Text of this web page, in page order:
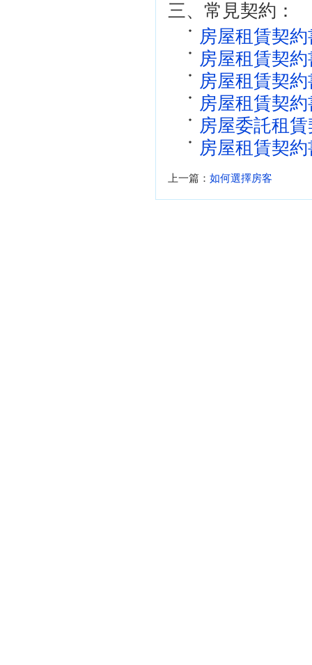
三、常見契約：
房屋租賃契
房屋租賃契
房屋租賃契
房屋租賃契
房屋委託租
房屋租賃契
上一篇：如何選擇房客